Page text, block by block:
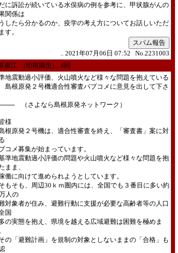
に訴訟が続いている水俣病の例を参考に、甲状腺がんの
関係は
したら分かるのか、疫学の考え方についてお話しいただ
す。
スパム報告
.. 2021年07月06日 07:52 No.2231003
康江 (幼稚園生)…4回
地震動過小評価、火山噴火など様々な問題を抱えている
島根原発２号機適合性審査パブコメに意見を出して下さ
（さよなら島根原発ネットワーク）
様
根原発２号機は、適合性審査を終え、「審査書」案に対
コメ募集が始まっています。
準地震動過小評価の問題や火山噴火など様々な問題を抱
まま、
働に向けて進められようとしています。
もそも、周辺30ｋｍ圏内には、全国でも３番目に多い約
人の
対象者が住み、避難行動に支援が必要な高齢者等の人口
国
の実態を抱え、県境を越える広域避難は困難を極めま
の「避難計画」を規制の対象としないままの「合格」も